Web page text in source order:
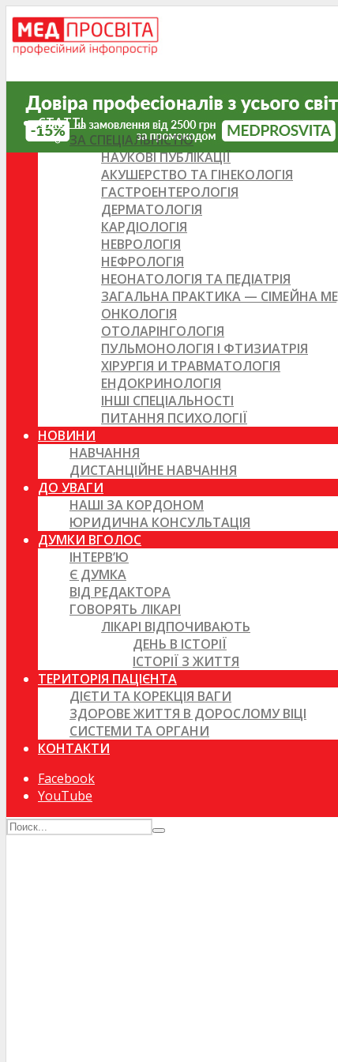
СТАТТІ
ЗА СПЕЦІАЛЬНІСТЮ
НАУКОВІ ПУБЛІКАЦІЇ
АКУШЕРСТВО ТА ГІНЕКОЛОГІЯ
ГАСТРОЕНТЕРОЛОГІЯ
ДЕРМАТОЛОГІЯ
КАРДІОЛОГІЯ
НЕВРОЛОГІЯ
НЕФРОЛОГІЯ
НЕОНАТОЛОГІЯ ТА ПЕДІАТРІЯ
ЗАГАЛЬНА ПРАКТИКА — СІМЕЙНА
ОНКОЛОГІЯ
ОТОЛАРІНГОЛОГІЯ
ПУЛЬМОНОЛОГІЯ І ФТИЗИАТРІЯ
ХІРУРГІЯ И ТРАВМАТОЛОГІЯ
ЕНДОКРИНОЛОГІЯ
ІНШІ СПЕЦІАЛЬНОСТІ
ПИТАННЯ ПСИХОЛОГІЇ
НОВИНИ
НАВЧАННЯ
ДИСТАНЦІЙНЕ НАВЧАННЯ
ДО УВАГИ
НАШІ ЗА КОРДОНОМ
ЮРИДИЧНА КОНСУЛЬТАЦІЯ
ДУМКИ ВГОЛОС
ІНТЕРВ’Ю
Є ДУМКА
ВІД РЕДАКТОРА
ГОВОРЯТЬ ЛІКАРІ
ЛІКАРІ ВІДПОЧИВАЮТЬ
ДЕНЬ В ІСТОРІЇ
ІСТОРІЇ З ЖИТТЯ
ТЕРИТОРІЯ ПАЦІЄНТА
ДІЄТИ ТА КОРЕКЦІЯ ВАГИ
ЗДОРОВЕ ЖИТТЯ В ДОРОСЛОМУ ВІЦІ
СИСТЕМИ ТА ОРГАНИ
КОНТАКТИ
Facebook
YouTube